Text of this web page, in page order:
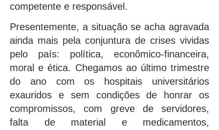
competente e responsável.
Presentemente, a situação se acha agravada
ainda mais pela conjuntura de crises vividas
pelo país: política, econômico-financeira,
moral e ética. Chegamos ao último trimestre
do ano com os hospitais universitários
exauridos e sem condições de honrar os
compromissos, com greve de servidores,
falta de material e medicamentos,